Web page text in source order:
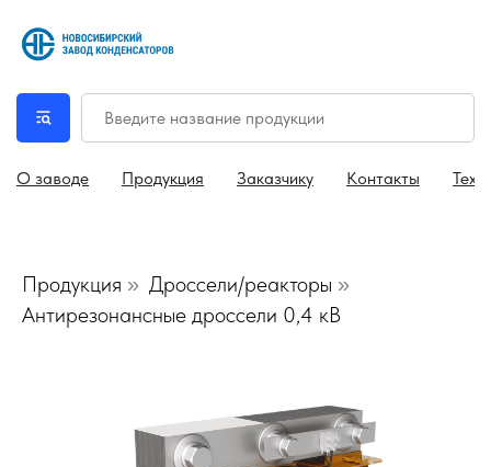
О заводе Продукция Заказчику Контакты
Продукция » Дроссели/реакторы »
Антирезонансные дроссели 0,4 кВ